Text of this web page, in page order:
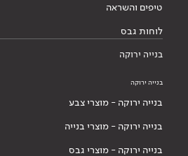
טיפים והשראה
לוחות גבס
בנייה ירוקה
בנייה ירוקה
בנייה ירוקה - מוצרי צבע
בנייה ירוקה - מוצרי בנייה
בנייה ירוקה - מוצרי גבס